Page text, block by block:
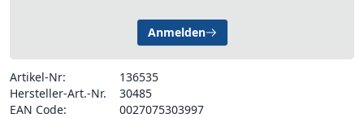
Anmelden
Artikel-Nr:
136535
Hersteller-Art.-Nr.
30485
EAN Code:
0027075303997